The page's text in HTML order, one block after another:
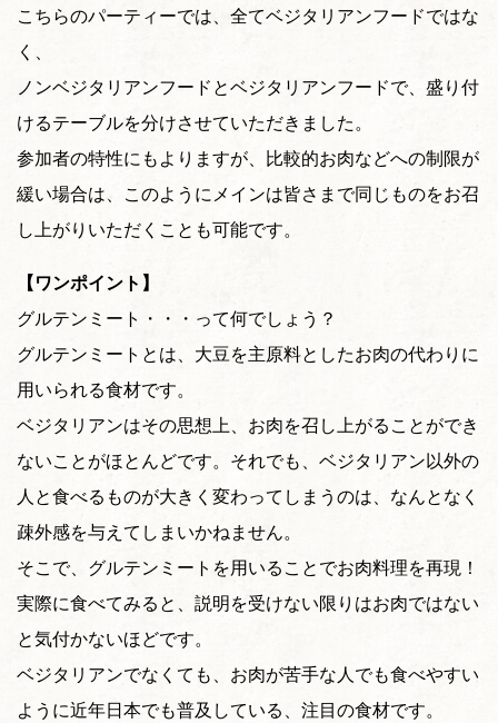
こちらのパーティーでは、全てベジタリアンフードではな
く、
ノンベジタリアンフードとベジタリアンフードで、盛り付
けるテーブルを分けさせていただきました。
参加者の特性にもよりますが、比較的お肉などへの制限が
緩い場合は、このようにメインは皆さまで同じものをお召
し上がりいただくことも可能です。
【ワンポイント】
グルテンミート・・・って何でしょう？
グルテンミートとは、大豆を主原料としたお肉の代わりに
用いられる食材です。
ベジタリアンはその思想上、お肉を召し上がることができ
ないことがほとんどです。それでも、ベジタリアン以外の
人と食べるものが大きく変わってしまうのは、なんとなく
疎外感を与えてしまいかねません。
そこで、グルテンミートを用いることでお肉料理を再現！
実際に食べてみると、説明を受けない限りはお肉ではない
と気付かないほどです。
ベジタリアンでなくても、お肉が苦手な人でも食べやすい
ように近年日本でも普及している、注目の食材です。